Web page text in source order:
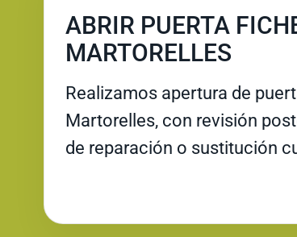
ABRIR PUERTA
MARTORELLES
Realizamos apertura de
Martorelles, con revisión
de reparación o sustitución